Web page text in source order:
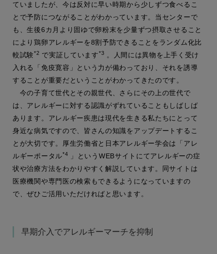
ていましたが、今は反対に早い時期から少しずつ食べるこ
とで予防につながることがわかっています。当センターで
も、生後6カ月より固ゆで卵粉末を少量ずつ摂取させること
により鶏卵アレルギーを8割予防できることをランダム化比
較試験*2 で実証しています*3 。人間には異物を上手く受け
入れる「免疫寛容」という力が備わっており、それを誘導
することが重要だということがわかってきたのです。
今の子育て世代とその親世代、さらにその上の世代で
は、アレルギーに対する認識がずれていることもしばしば
あります。アレルギー疾患は現代を生きる私たちにとって
身近な病気ですので、皆さんの知識をアップデートするこ
とが大切です。厚生労働省と日本アレルギー学会は「アレ
ルギーポータル*4
」というWEBサイトにてアレルギーの症
状や治療方法をわかりやすく解説しています。同サイトは
医療機関や専門医の検索もできるようになっていますの
で、ぜひご活用いただければと思います。
早期介入でアレルギーマーチを抑制